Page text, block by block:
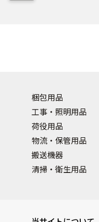
梱包用品
工事・照明用品
荷役用品
物流・保管用品
搬送機器
清掃・衛生用品